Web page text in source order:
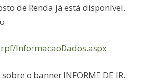
de Renda já está disponível.
InformacaoDados.aspx
o banner INFORME DE IR.